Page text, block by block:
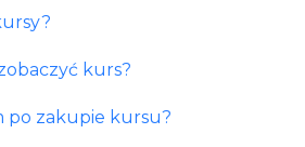
kurs?​
po zakupie kursu?​